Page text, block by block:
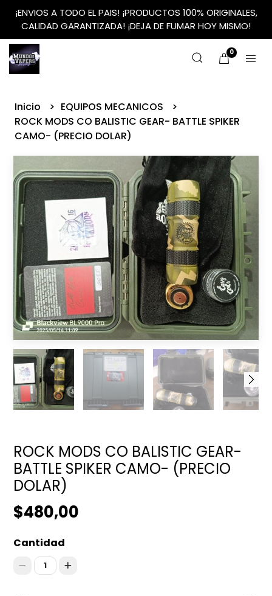
¡ENVIOS A TODO EL PAIS! ¡PRODUCTOS 100% ORIGINALES,
CALIDAD GARANTIZADA! ¡DEJA DE FUMAR HOY MISMO!
0
Inicio
EQUIPOS MECANICOS
ROCK MODS CO BALISTIC GEAR- BATTLE SPIKER
CAMO- (PRECIO DOLAR)
ROCK MODS CO BALISTIC GEAR-
BATTLE SPIKER CAMO- (PRECIO
DOLAR)
$480,00
Cantidad
1